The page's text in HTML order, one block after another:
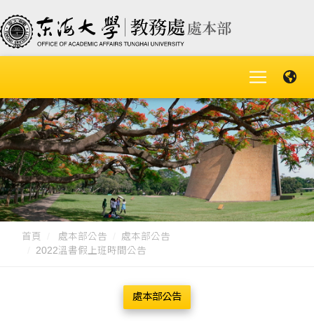
首頁 處本部公告
處本部公告
2022溫書假上班時間公告
處本部公告